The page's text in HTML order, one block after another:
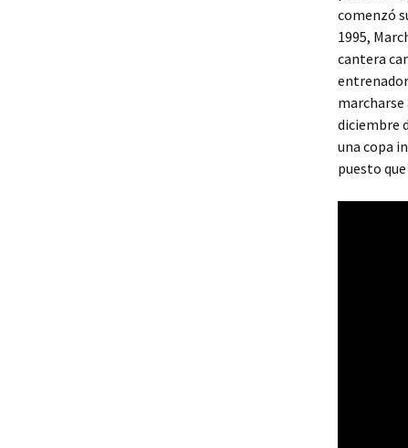
comenzó
1995,
cantera
marcharse
diciembre
una copa
puesto